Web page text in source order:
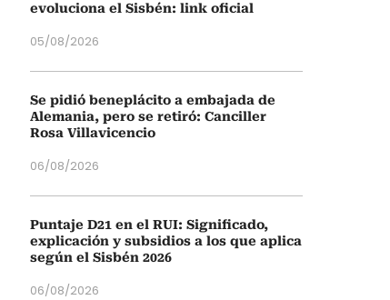
evoluciona el Sisbén: link oficial
05/08/2026
Se pidió beneplácito a embajada de
Alemania, pero se retiró: Canciller
Rosa Villavicencio
06/08/2026
Puntaje D21 en el RUI: Significado,
explicación y subsidios a los que aplica
según el Sisbén 2026
06/08/2026